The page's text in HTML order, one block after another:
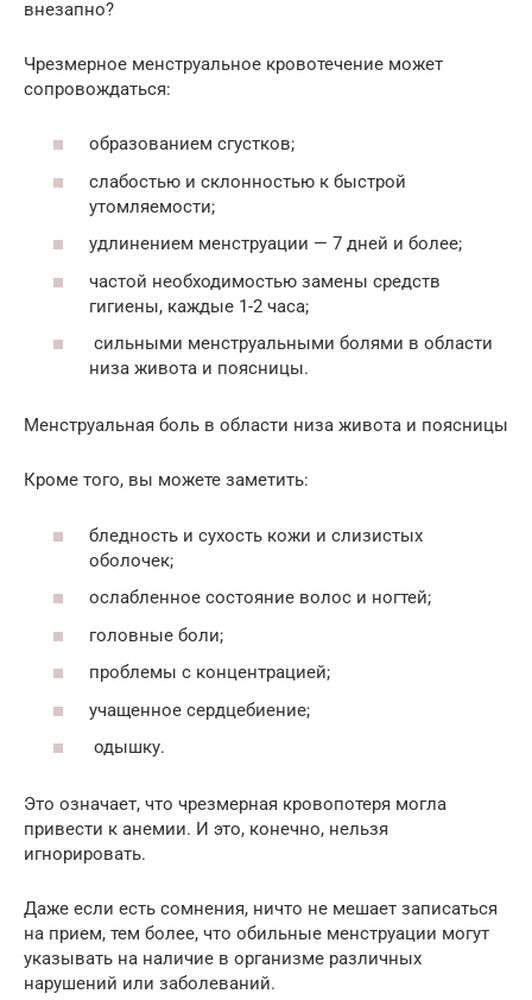
внезапно?
Чрезмерное менструальное кровотечение может
сопровождаться:
образованием сгустков;
слабостью и склонностью к быстрой
утомляемости;
удлинением менструации — 7 дней и более;
частой необходимостью замены средств
гигиены, каждые 1-2 часа;
сильными менструальными болями в области
низа живота и поясницы.
Менструальная боль в области низа живота и поясницы
Кроме того, вы можете заметить:
бледность и сухость кожи и слизистых
оболочек;
ослабленное состояние волос и ногтей;
головные боли;
проблемы с концентрацией;
учащенное сердцебиение;
одышку.
Это означает, что чрезмерная кровопотеря могла
привести к анемии. И это, конечно, нельзя
игнорировать.
Даже если есть сомнения, ничто не мешает записаться
на прием, тем более, что обильные менструации могут
указывать на наличие в организме различных
нарушений или заболеваний.